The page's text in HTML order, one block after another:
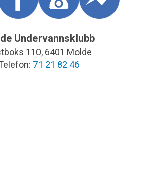
Undervannsklubb
110, 6401 Molde
71 21 82 46